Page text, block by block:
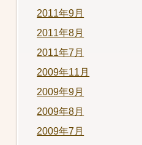
2011年9月
2011年8月
2011年7月
2009年11月
2009年9月
2009年8月
2009年7月